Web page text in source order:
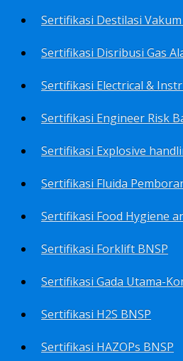
Sertifikasi Destilasi Vakum
Sertifikasi Disribusi Gas
Sertifikasi Food Hygiene
Sertifikasi Forklift BNSP
Sertifikasi H2S BNSP
Sertifikasi HAZOPs BNSP